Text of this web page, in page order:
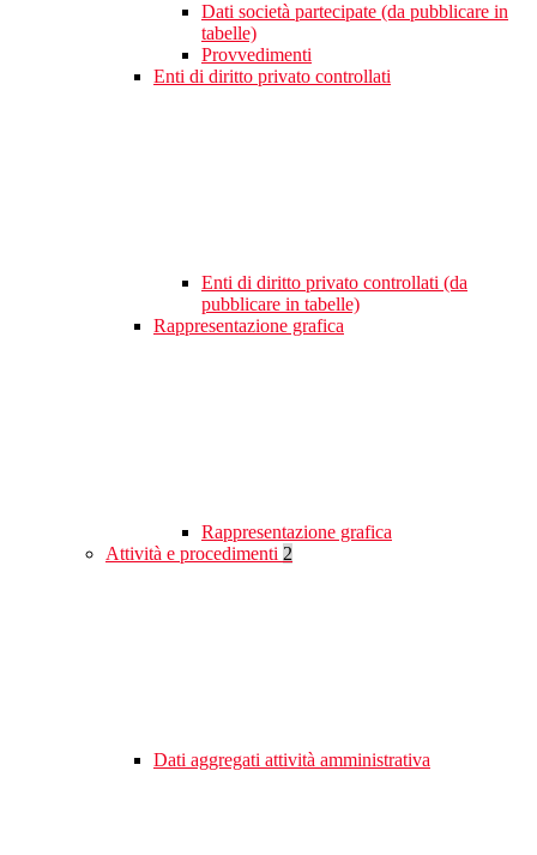
Dati società partecipate (da pubblicare in
tabelle)
Provvedimenti
Enti di diritto privato controllati
Enti di diritto privato controllati (da
pubblicare in tabelle)
Rappresentazione grafica
Rappresentazione grafica
Attività e procedimenti 2
Dati aggregati attività amministrativa